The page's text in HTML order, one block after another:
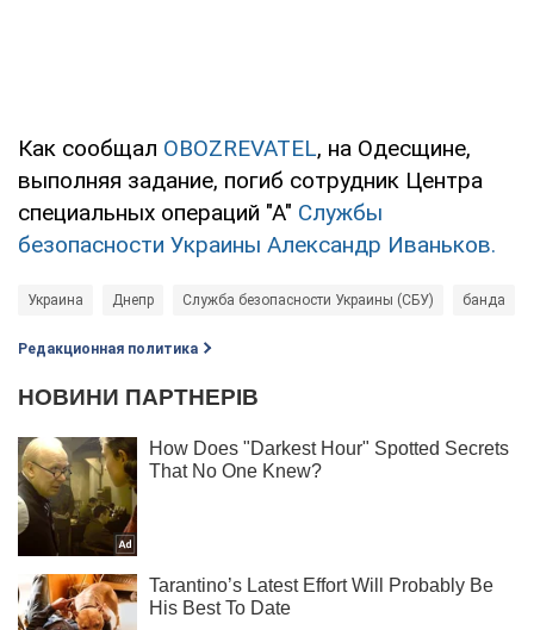
Как сообщал OBOZREVATEL, на Одесщине,
выполняя задание, погиб сотрудник Центра
специальных операций "А" Службы
безопасности Украины Александр Иваньков.
Украина Днепр Служба безопасности Украины (СБУ) банда
Редакционная политика